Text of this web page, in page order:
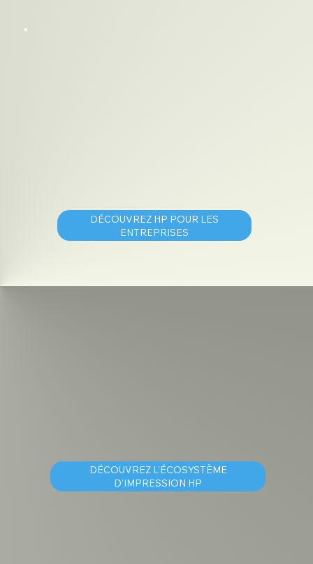
DÉCOUVREZ HP POUR LES
ENTREPRISES
DÉCOUVREZ L'ÉCOSYSTÈME
D'IMPRESSION HP